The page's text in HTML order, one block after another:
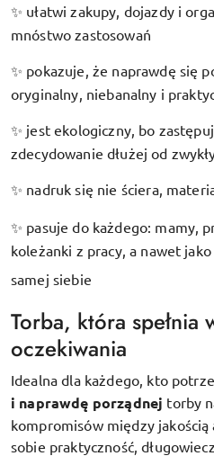
✨ ułatwi zakupy, dojazdy i
mnóstwo zastosowań
✨ pokazuje, że naprawdę się
oryginalny, niebanalny i
✨ jest ekologiczny, bo
zdecydowanie dłużej od
✨ nadruk się nie ściera,
✨ pasuje do każdego: mamy,
koleżanki z pracy, a nawet
samej siebie
Torba, która spełnia
oczekiwania
Idealna dla każdego, kto
i naprawdę porządnej torby
kompromisów między jakością
sobie praktyczność,